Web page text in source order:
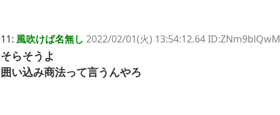
11: 風吹けば名無し 2022/02/01(火) 13:54:12.64 ID:ZNm9blQwM
そらそうよ
囲い込み商法って言うんやろ